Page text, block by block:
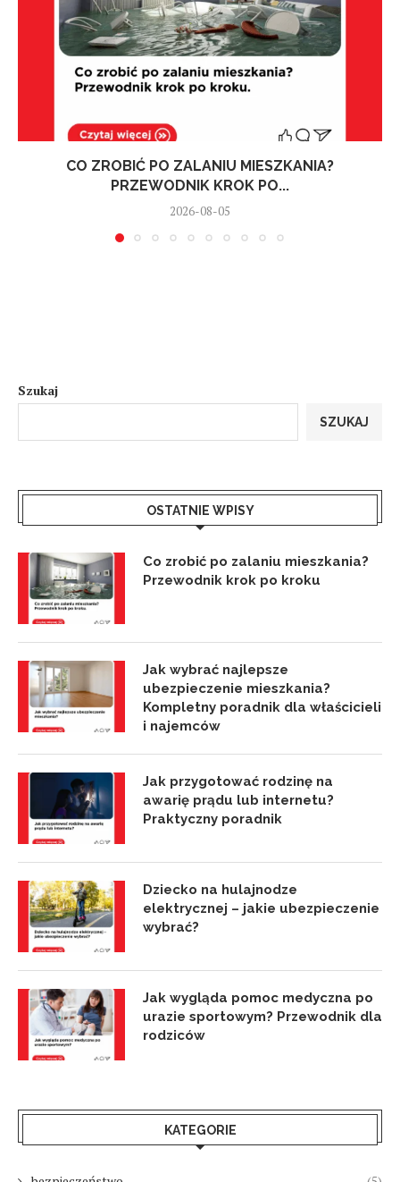
CO ZROBIĆ PO ZALANIU MIESZKANIA?
PRZEWODNIK KROK PO...
2026-08-05
Szukaj
SZUKAJ
OSTATNIE WPISY
Co zrobić po zalaniu mieszkania?
Przewodnik krok po kroku
Jak wybrać najlepsze
ubezpieczenie mieszkania?
Kompletny poradnik dla właścicieli
i najemców
Jak przygotować rodzinę na
awarię prądu lub internetu?
Praktyczny poradnik
Dziecko na hulajnodze
elektrycznej – jakie ubezpieczenie
wybrać?
Jak wygląda pomoc medyczna po
urazie sportowym? Przewodnik dla
rodziców
KATEGORIE